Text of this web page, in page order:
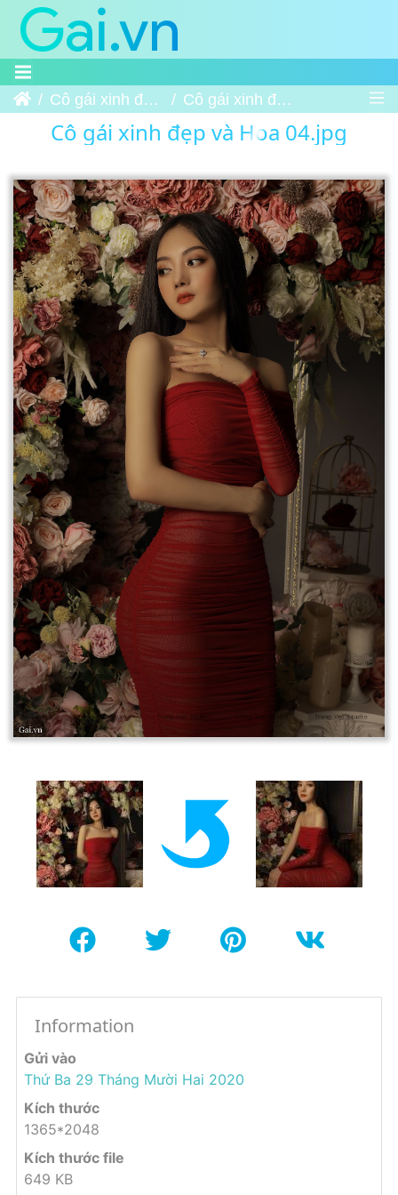
Trang chủCô gái xinh đẹp và Hoa Cô gái xinh đẹp và Hoa 04
Cô gái xinh đẹp và Hoa 04.jpg
Information
Gửi vào
Thứ Ba 29 Tháng Mười Hai 2020
Kích thước
1365*2048
Kích thước file
649 KB